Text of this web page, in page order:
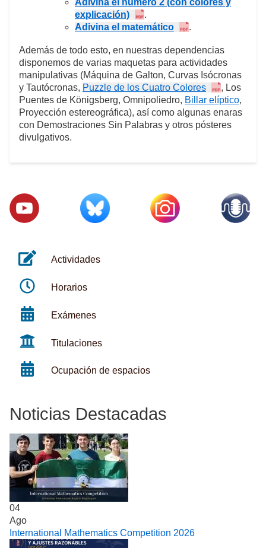
Adivina el número 2 (con colores y
explicación)
.
Adivina el matemático
.
Además de todo esto, en nuestras dependencias
disponemos de varias maquetas para actividades
manipulativas (Máquina de Galton, Curvas Isócronas
y Tautócronas, Puzzle de los Cuatro Colores
, Los
Puentes de Königsberg, Omnipoliedro, Billar elíptico,
Proyección estereográfica), así como algunas enaras
con Demostraciones Sin Palabras y otros pósteres
divulgativos.
Actividades
Horarios
Exámenes
Titulaciones
Ocupación de espacios
Noticias Destacadas
04
Ago
International Mathematics Competition 2026